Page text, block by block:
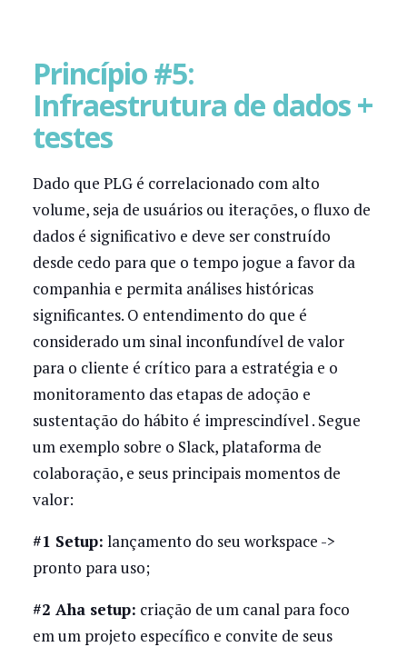
Princípio #5:
Infraestrutura de dados +
testes
Dado que PLG é correlacionado com alto
volume, seja de usuários ou iterações, o fluxo de
dados é significativo e deve ser construído
desde cedo para que o tempo jogue a favor da
companhia e permita análises históricas
significantes. O entendimento do que é
considerado um sinal inconfundível de valor
para o cliente é crítico para a estratégia e o
monitoramento das etapas de adoção e
sustentação do hábito é imprescindível . Segue
um exemplo sobre o Slack, plataforma de
colaboração, e seus principais momentos de
valor:
#1 Setup: lançamento do seu workspace ->
pronto para uso;
#2 Aha setup: criação de um canal para foco
em um projeto específico e convite de seus